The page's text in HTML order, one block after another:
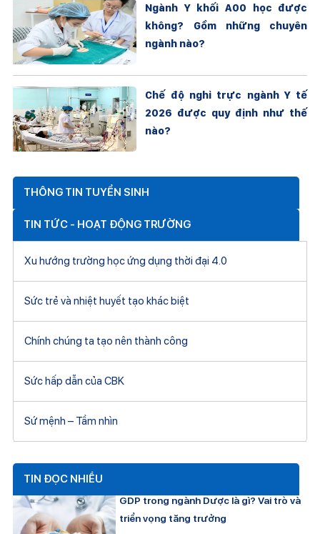
Ngành Y khối A00 học được
không? Gồm những chuyên
ngành nào?
Chế độ nghỉ trực ngành Y tế
2026 được quy định như thế
nào?
THÔNG TIN TUYỂN SINH
TIN TỨC - HOẠT ĐỘNG TRƯỜNG
Xu hướng trường học ứng dụng thời đại 4.0
Sức trẻ và nhiệt huyết tạo khác biệt
Chính chúng ta tạo nên thành công
Sức hấp dẫn của CBK
Sứ mệnh – Tầm nhìn
TIN ĐỌC NHIỀU
GDP trong ngành Dược là gì? Vai trò và
triển vọng tăng trưởng